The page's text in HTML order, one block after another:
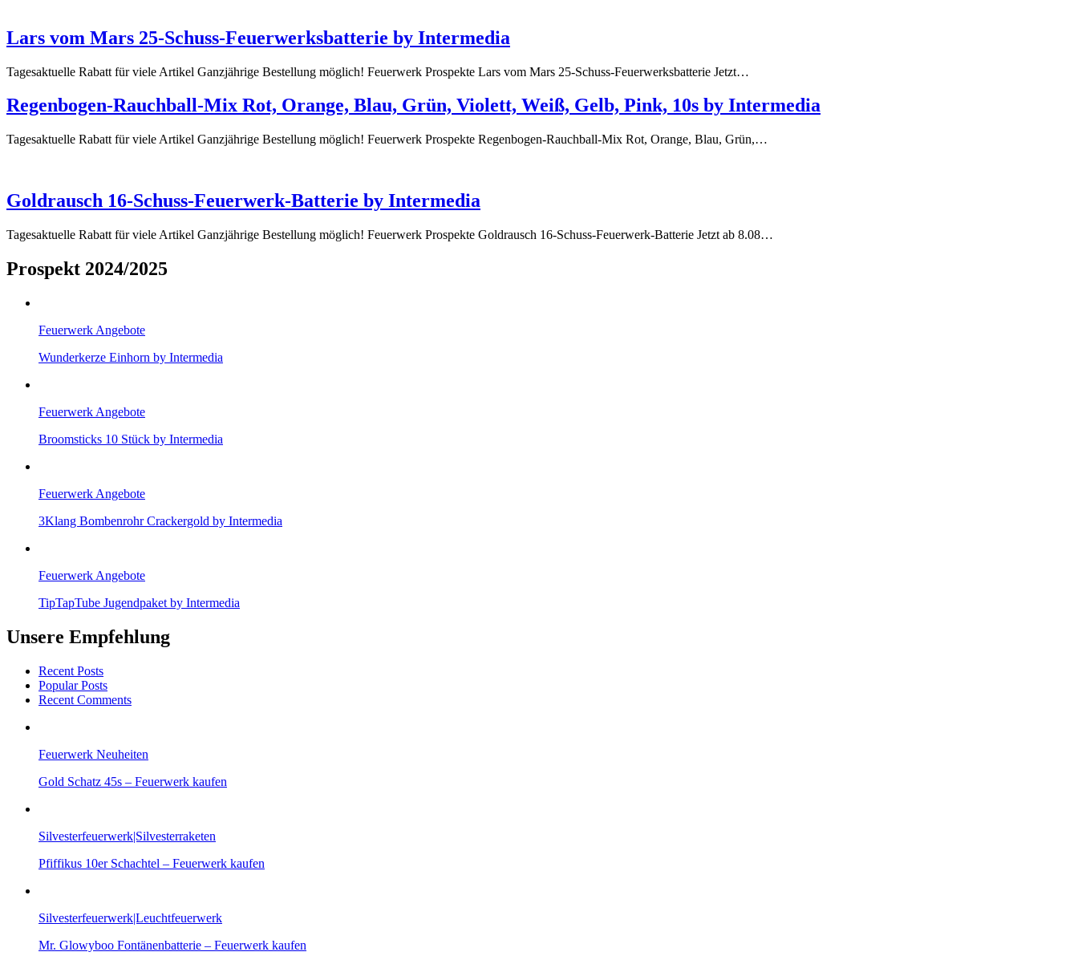
Lars vom Mars 25-Schuss-Feuerwerksbatterie by Intermedia
Tagesaktuelle Rabatt für viele Artikel Ganzjährige Bestellung möglich! Feuerwerk Prospekte Lars vom Mars 25-Schuss-Feuerwerksbatterie Jetzt…
Regenbogen-Rauchball-Mix Rot, Orange, Blau, Grün, Violett, Weiß, Gelb, Pink, 10s by Intermedia
Tagesaktuelle Rabatt für viele Artikel Ganzjährige Bestellung möglich! Feuerwerk Prospekte Regenbogen-Rauchball-Mix Rot, Orange, Blau, Grün,…
Goldrausch 16-Schuss-Feuerwerk-Batterie by Intermedia
Tagesaktuelle Rabatt für viele Artikel Ganzjährige Bestellung möglich! Feuerwerk Prospekte Goldrausch 16-Schuss-Feuerwerk-Batterie Jetzt ab 8.08…
Prospekt 2024/2025
Feuerwerk Angebote
Wunderkerze Einhorn by Intermedia
Feuerwerk Angebote
Broomsticks 10 Stück by Intermedia
Feuerwerk Angebote
3Klang Bombenrohr Crackergold by Intermedia
Feuerwerk Angebote
TipTapTube Jugendpaket by Intermedia
Unsere Empfehlung
Recent Posts
Popular Posts
Recent Comments
Feuerwerk Neuheiten
Gold Schatz 45s – Feuerwerk kaufen
Silvesterfeuerwerk|Silvesterraketen
Pfiffikus 10er Schachtel – Feuerwerk kaufen
Silvesterfeuerwerk|Leuchtfeuerwerk
Mr. Glowyboo Fontänenbatterie – Feuerwerk kaufen